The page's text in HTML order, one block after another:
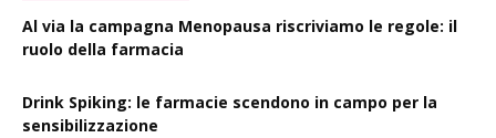
Al via la campagna Menopausa riscriviamo le regole: il
ruolo della farmacia
Drink Spiking: le farmacie scendono in campo per la
sensibilizzazione